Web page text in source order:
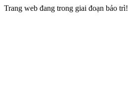
Trang web đang trong giai đoạn bảo trì!